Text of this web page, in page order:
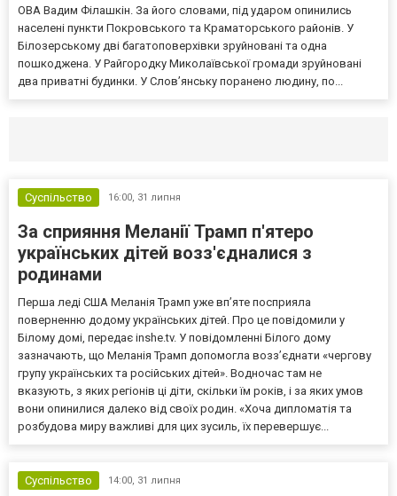
ОВА Вадим Філашкін. За його словами, під ударом опинились
населені пункти Покровського та Краматорського районів. У
Білозерському дві багатоповерхівки зруйновані та одна
пошкоджена. У Райгородку Миколаївської громади зруйновані
два приватні будинки. У Слов’янську поранено людину, по...
Суспільство 16:00, 31 липня
За сприяння Меланії Трамп п'ятеро
українських дітей возз'єдналися з
родинами
Перша леді США Меланія Трамп уже впʼяте посприяла
поверненню додому українських дітей. Про це повідомили у
Білому домі, передає inshe.tv. У повідомленні Білого дому
зазначають, що Меланія Трамп допомогла возз’єднати «чергову
групу українських та російських дітей». Водночас там не
вказують, з яких регіонів ці діти, скільки їм років, і за яких умов
вони опинилися далеко від своїх родин. «Хоча дипломатія та
розбудова миру важливі для цих зусиль, їх перевершує...
Суспільство 14:00, 31 липня